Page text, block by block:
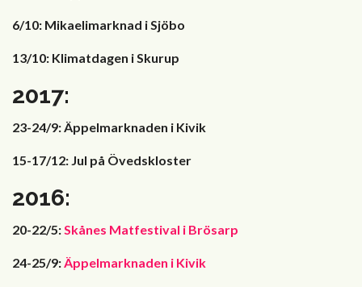
6/10: Mikaelimarknad i Sjöbo
13/10: Klimatdagen i Skurup
2017:
23-24/9: Äppelmarknaden i Kivik
15-17/12: Jul på Övedskloster
2016:
20-22/5:Skånes Matfestival i Brösarp
24-25/9:Äppelmarknaden i Kivik